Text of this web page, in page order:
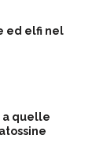
ed elfi nel
a quelle